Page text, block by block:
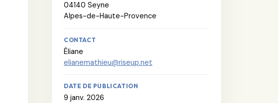
04140 Seyne
Alpes-de-Haute-Provence
CONTACT
Éliane
elianemathieu@riseup.net
DATE DE PUBLICATION
9 janv. 2026